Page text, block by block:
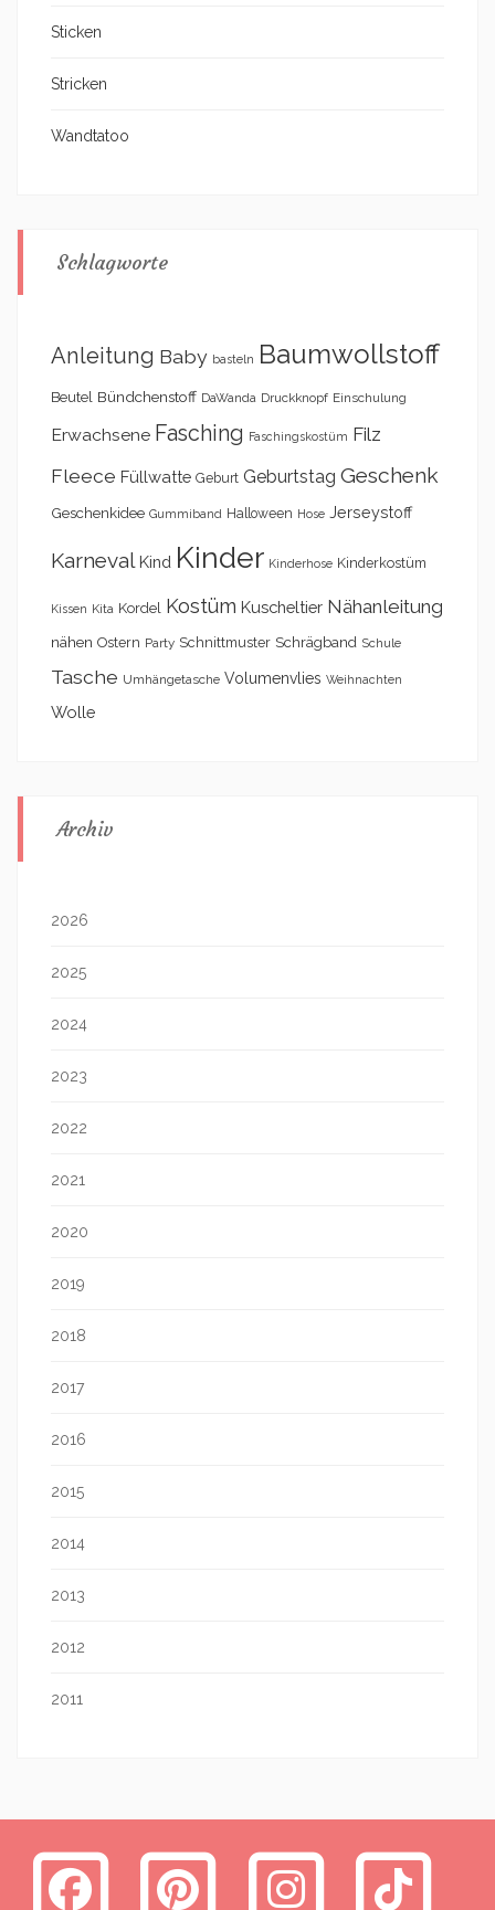
Sticken
Stricken
Wandtatoo
Schlagworte
Anleitung Baby basteln Baumwollstoff
Beutel Bündchenstoff DaWanda Druckknopf Einschulung
Erwachsene Fasching Faschingskostüm Filz
Fleece Füllwatte Geburt Geburtstag Geschenk
Geschenkidee Gummiband Halloween Hose Jerseystoff
Karneval Kind Kinder Kinderhose Kinderkostüm
Kissen Kita Kordel Kostüm Kuscheltier Nähanleitung
nähen Ostern Party Schnittmuster Schrägband Schule
Tasche Umhängetasche Volumenvlies Weihnachten
Wolle
Archiv
2026
2025
2024
2023
2022
2021
2020
2019
2018
2017
2016
2015
2014
2013
2012
2011